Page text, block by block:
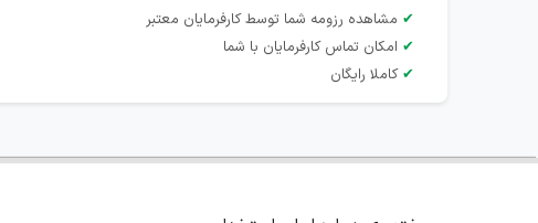
✔ مشاهده رزومه شما توسط کارفرمایان معتبر
✔ امکان تماس کارفرمایان با شما
✔ کاملا رایگان